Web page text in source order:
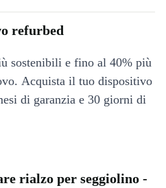
refurbed
sostenibili e fino al 40% più
Acquista il tuo dispositivo
di garanzia e 30 giorni di
rialzo per seggiolino -